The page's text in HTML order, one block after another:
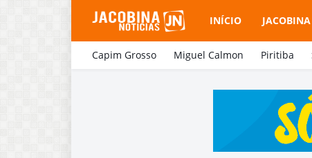
INÍCIO JACOBINA
Capim Grosso Miguel Calmon Piritiba